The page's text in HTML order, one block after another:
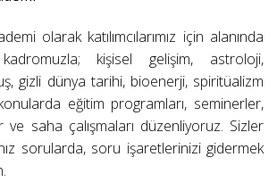
olarak katılımcılarımız için alanında
kişisel gelişim, astroloji,
gizli dünya tarihi, bioenerji, spiritüalizm
eğitim programları, seminerler,
ve saha çalışmaları düzenliyoruz. Sizler
sorularda, soru işaretlerinizi gidermek